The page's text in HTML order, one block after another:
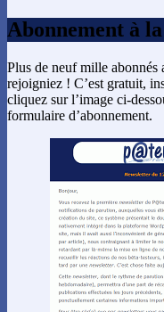
Abonnement à
Plus de neuf mille abonnés
rejoigniez ! C’est gratuit,
cliquez sur l’image ci-
formulaire d’abonnement.